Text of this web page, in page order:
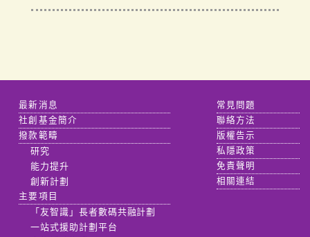
最新消息
社創基金簡介
撥款範疇
研究
能力提升
創新計劃
主要項目
「友智識」長者數碼共融計劃
一站式援助計劃平台
常見問題
聯絡方法
版權告示
私隱政策
免責聲明
相關連結